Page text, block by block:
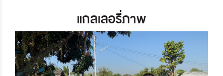
แกลเลอรี่ภาพ